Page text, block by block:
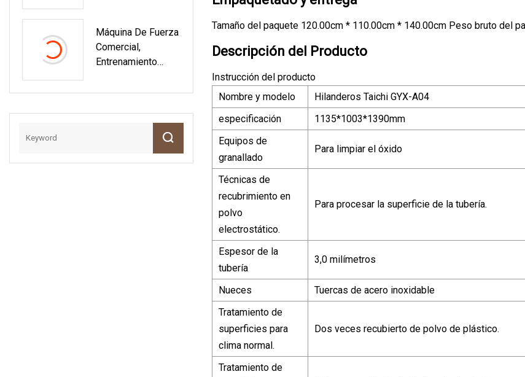
Electrónico Para
Bajar De Peso,
Reducción De
Adelgazante EMS
Máquina De Fuerza
Comercial,
Entrenamiento
Sentadilla Eléctrica
Tamaño del paquete 120.00cm * 110.00cm * 140.00cm Peso bruto del
Descripción del Producto
Instrucción del producto
Nombre y modelo
Hilanderos Taichi GYX-A04
especificación
1135*1003*1390mm
Equipos de
granallado
Para limpiar el óxido
Técnicas de
recubrimiento en
polvo
electrostático.
Para procesar la superficie de la tubería.
Espesor de la
tubería
3,0 milímetros
Nueces
Tuercas de acero inoxidable
Tratamiento de
superficies para
clima normal.
Dos veces recubierto de polvo de plástico.
Tratamiento de